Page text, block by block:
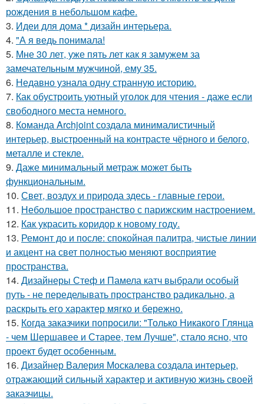
рождения в небольшом кафе.
3. Идеи для дома * дизайн интерьера.
4. "А я ведь понимала!
5. Мне 30 лет, уже пять лет как я замужем за
замечательным мужчиной, ему 35.
6. Недавно узнала одну странную историю.
7. Как обустроить уютный уголок для чтения - даже если
свободного места немного.
8. Команда Archjoint создала минималистичный
интерьер, выстроенный на контрасте чёрного и белого,
металле и стекле.
9. Даже минимальный метраж может быть
функциональным.
10. Свет, воздух и природа здесь - главные герои.
11. Небольшое пространство с парижским настроением.
12. Как украсить коридор к новому году.
13. Ремонт до и после: спокойная палитра, чистые линии
и акцент на свет полностью меняют восприятие
пространства.
14. Дизайнеры Стеф и Памела катч выбрали особый
путь - не переделывать пространство радикально, а
раскрыть его характер мягко и бережно.
15. Когда заказчики попросили: "Только Никакого Глянца
- чем Шершавее и Старее, тем Лучше", стало ясно, что
проект будет особенным.
16. Дизайнер Валерия Москалева создала интерьер,
отражающий сильный характер и активную жизнь своей
заказчицы.